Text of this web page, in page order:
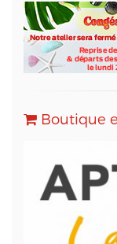
technique du
- OVH
site web,
- Sarbacane
d'Emailing,
Automation.
vous pouvez
données
contactant M.
technique
Boutique